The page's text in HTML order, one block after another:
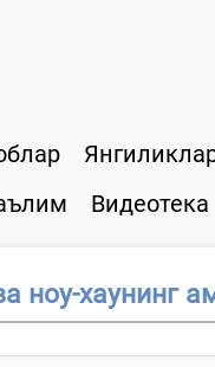
Видеотека
ноу-хаунинг